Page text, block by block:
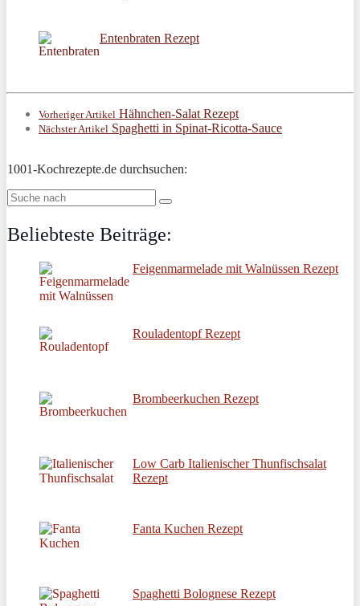
Entenbraten Rezept
Vorheriger Artikel Hähnchen-Salat Rezept
Nächster Artikel Spaghetti in Spinat-Ricotta-Sauce
1001-Kochrezepte.de durchsuchen:
Beliebteste Beiträge:
Feigenmarmelade mit Walnüssen Rezept
Rouladentopf Rezept
Brombeerkuchen Rezept
Low Carb Italienischer Thunfischsalat
Rezept
Fanta Kuchen Rezept
Spaghetti Bolognese Rezept